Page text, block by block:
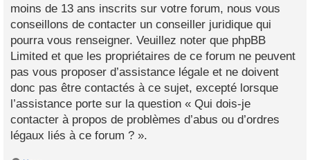
moins de 13 ans inscrits sur votre forum, nous vous
conseillons de contacter un conseiller juridique qui
pourra vous renseigner. Veuillez noter que phpBB
Limited et que les propriétaires de ce forum ne peuvent
pas vous proposer d’assistance légale et ne doivent
donc pas être contactés à ce sujet, excepté lorsque
l’assistance porte sur la question « Qui dois-je
contacter à propos de problèmes d’abus ou d’ordres
légaux liés à ce forum ? ».